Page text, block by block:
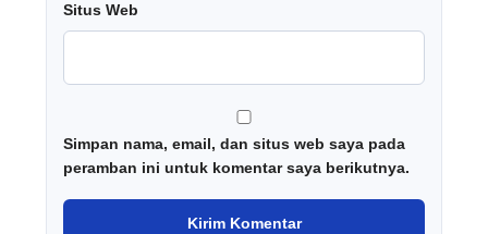
Situs Web
Simpan nama, email, dan situs web saya pada
peramban ini untuk komentar saya berikutnya.